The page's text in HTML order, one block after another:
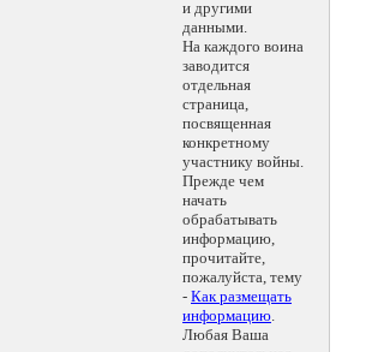
и другими
данными.
На каждого воина
заводится
отдельная
страница,
посвященная
конкретному
участнику войны.
Прежде чем
начать
обрабатывать
информацию,
прочитайте,
пожалуйста, тему
- Как размещать
информацию.
Любая Ваша